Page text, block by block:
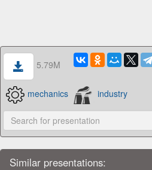
5.79M
mechanics industry
Similar presentations: